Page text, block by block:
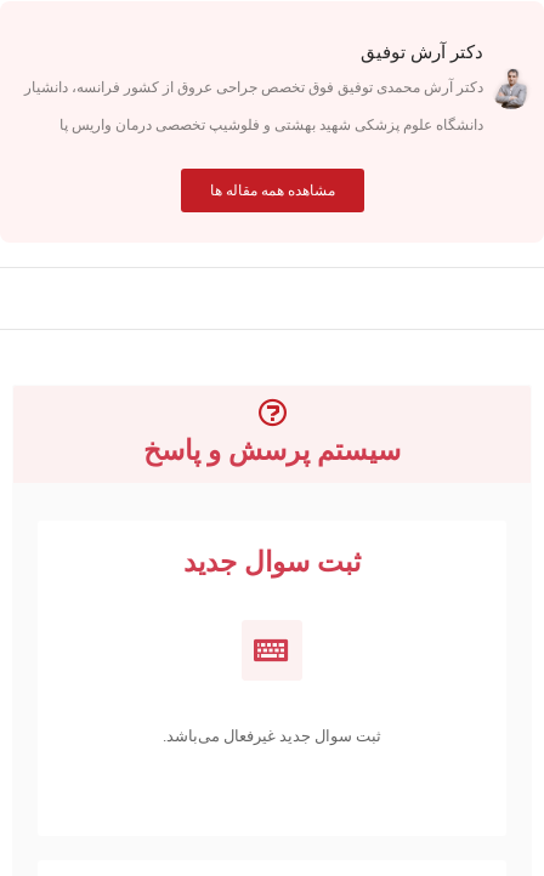
دکتر آرش توفیق
دکتر آرش محمدی توفیق فوق تخصص جراحی عروق از کشور فرانسه، دانشیار
دانشگاه علوم پزشکی شهید بهشتی و فلوشیپ تخصصی درمان واریس پا
مشاهده همه مقاله ها
سیستم پرسش و پاسخ
ثبت سوال جدید
ثبت سوال جدید غیرفعال می‌باشد.